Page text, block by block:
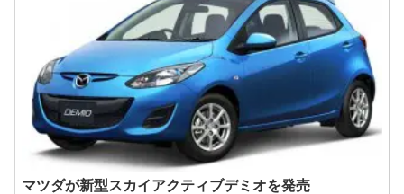
マツダが新型スカイアクティブデミオを発売